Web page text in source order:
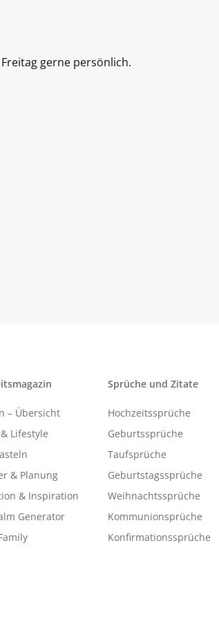
gerne persönlich.
– Übersicht
Lifestyle
& Planung
& Inspiration
Generator
Sprüche und Zitate
Hochzeitssprüche
Geburtssprüche
Taufsprüche
Geburtstagssprüche
Weihnachtssprüche
Kommunionsprüche
Konfirmationssprüche